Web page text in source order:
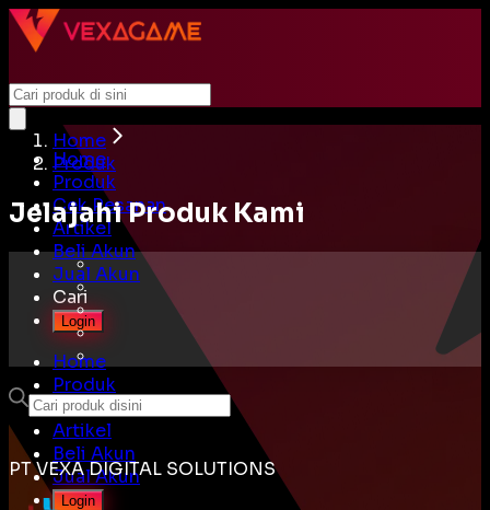
Home
Produk
Cek Pesanan
Artikel
Beli Akun
Jual Akun
Cari
Login
Home
Produk
Cek Pesanan
Artikel
Beli Akun
Jual Akun
Login
Home
Produk
Jelajahi Produk Kami
PT VEXA DIGITAL SOLUTIONS